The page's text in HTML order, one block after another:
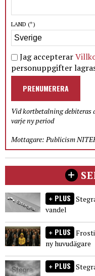
LAND (*)
Jag accepterar
personuppgifter
PRENUMERERA
Vid kortbetalning
varje ny period
Mottagare: Publicism
PLUS
vandel
PLUS
ny huvudägare
PLUS